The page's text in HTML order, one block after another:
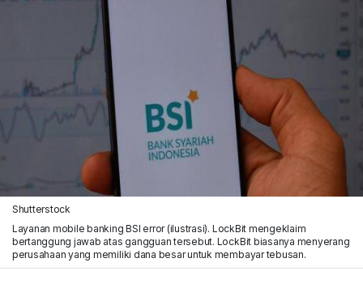
Shutterstock
Layanan mobile banking BSI error (ilustrasi). LockBit mengeklaim
bertanggung jawab atas gangguan tersebut. LockBit biasanya menyerang
perusahaan yang memiliki dana besar untuk membayar tebusan.